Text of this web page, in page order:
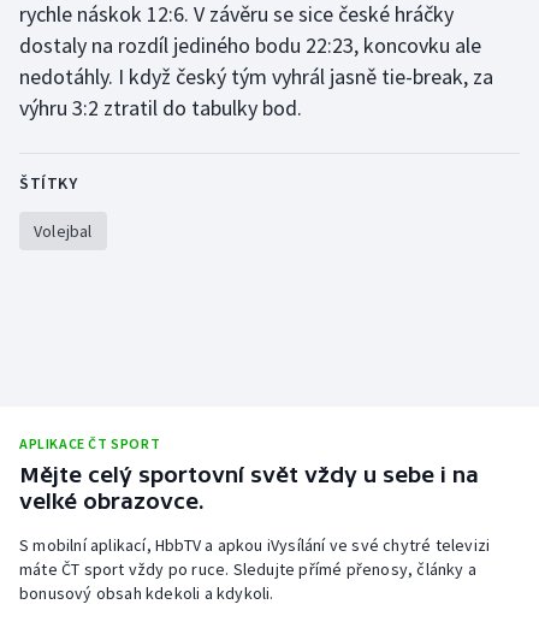
Judo
Krasobruslení
Lezení
Lyže a snowboard
Moderní pětiboj
Plavání
Ragby
rychle náskok 12:6. V závěru se sice české hráčky
dostaly na rozdíl jediného bodu 22:23, koncovku ale
nedotáhly. I když český tým vyhrál jasně tie-break, za
výhru 3:2 ztratil do tabulky bod.
ŠTÍTKY
Volejbal
APLIKACE ČT SPORT
Mějte celý sportovní svět vždy u sebe i na
velké obrazovce.
S mobilní aplikací, HbbTV a apkou iVysílání ve své chytré televizi
máte ČT sport vždy po ruce. Sledujte přímé přenosy, články a
bonusový obsah kdekoli a kdykoli.